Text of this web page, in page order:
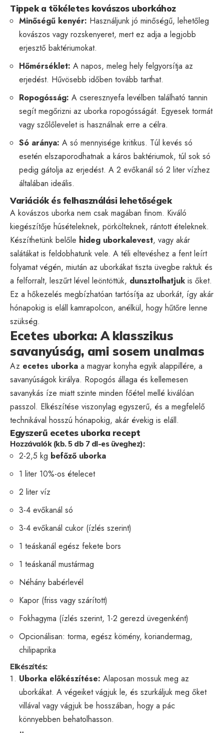
Tippek a tökéletes kovászos uborkához
Minőségű kenyér: Használjunk jó minőségű, lehetőleg
kovászos vagy rozskenyeret, mert ez adja a legjobb
erjesztő baktériumokat.
Hőmérséklet: A napos, meleg hely felgyorsítja az
erjedést. Hűvösebb időben tovább tarthat.
Ropogósság: A cseresznyefa levélben található tannin
segít megőrizni az uborka ropogósságát. Egyesek tormát
vagy szőlőlevelet is használnak erre a célra.
Só aránya: A só mennyisége kritikus. Túl kevés só
esetén elszaporodhatnak a káros baktériumok, túl sok só
pedig gátolja az erjedést. A 2 evőkanál só 2 liter vízhez
általában ideális.
Variációk és felhasználási lehetőségek
A kovászos uborka nem csak magában finom. Kiváló
kiegészítője húsételeknek, pörkölteknek, rántott ételeknek.
Készíthetünk belőle hideg uborkalevest, vagy akár
salátákat is feldobhatunk vele. A téli eltevéshez a fent leírt
folyamat végén, miután az uborkákat tiszta üvegbe raktuk és
a felforralt, leszűrt lével leöntöttük, dunsztolhatjuk is őket.
Ez a hőkezelés megbízhatóan tartósítja az uborkát, így akár
hónapokig is eláll kamrapolcon, anélkül, hogy hűtőre lenne
szükség.
Ecetes uborka: A klasszikus
savanyúság, ami sosem unalmas
Az ecetes uborka a magyar konyha egyik alappillére, a
savanyúságok királya. Ropogós állaga és kellemesen
savanykás íze miatt szinte minden főétel mellé kiválóan
passzol. Elkészítése viszonylag egyszerű, és a megfelelő
technikával hosszú hónapokig, akár évekig is eláll.
Egyszerű ecetes uborka recept
Hozzávalók (kb. 5 db 7 dl-es üveghez):
2-2,5 kg befőző uborka
1 liter 10%-os ételecet
2 liter víz
3-4 evőkanál só
3-4 evőkanál cukor (ízlés szerint)
1 teáskanál egész fekete bors
1 teáskanál mustármag
Néhány babérlevél
Kapor (friss vagy szárított)
Fokhagyma (ízlés szerint, 1-2 gerezd üvegenként)
Opcionálisan: torma, egész kömény, koriandermag,
chilipaprika
Elkészítés:
Uborka előkészítése: Alaposan mossuk meg az
uborkákat. A végeiket vágjuk le, és szurkáljuk meg őket
villával vagy vágjuk be hosszában, hogy a pác
könnyebben behatolhasson.